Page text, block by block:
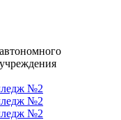
№2
№2
№2